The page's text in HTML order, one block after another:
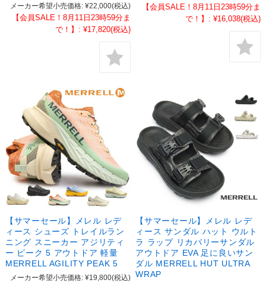
メーカー希望小売価格: ¥22,000(税込)
【会員SALE！8月11日23時59分ま
で！】: ¥17,820(税込)
【会員SALE！8月11日23時59分ま
で！】: ¥16,038(税込)
【サマーセール】メレル レデ
ィース シューズ トレイルラン
ニング スニーカー アジリティ
ー ピーク 5 アウトドア 軽量
MERRELL AGILITY PEAK 5
メーカー希望小売価格: ¥19,800(税込)
【サマーセール】メレル レデ
ィース サンダル ハット ウルト
ラ ラップ リカバリーサンダル
アウトドア EVA 足に良いサン
ダル MERRELL HUT ULTRA
WRAP